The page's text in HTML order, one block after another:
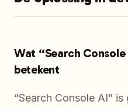
Wat “Search
betekent
“Search Console AI”